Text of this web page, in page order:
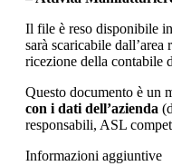
Il file è reso disponibile
sarà scaricabile
ricezione della contabile
Questo documento è un
con i dati dell’azienda
responsabili, ASL
Informazioni aggiuntive